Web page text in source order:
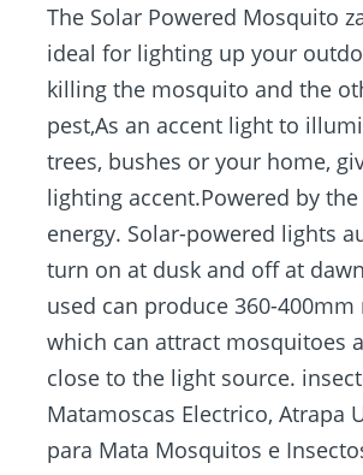
The Solar Powered Mosquito
ideal for lighting up your
killing the mosquito and the
pest,As an accent light to
trees, bushes or your home,
lighting accent.Powered by
energy. Solar-powered lights
turn on at dusk and off at
used can produce 360-400mm
which can attract mosquitoes
close to the light source.
Matamoscas Electrico, Atrapa
para Mata Mosquitos e